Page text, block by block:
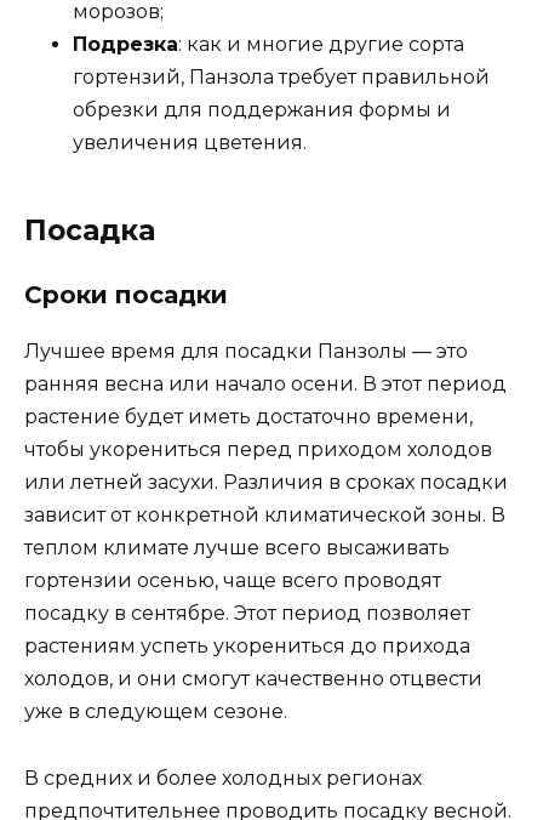
морозов;
Подрезка: как и многие другие сорта
гортензий, Панзола требует правильной
обрезки для поддержания формы и
увеличения цветения.
Посадка
Сроки посадки
Лучшее время для посадки Панзолы — это
ранняя весна или начало осени. В этот период
растение будет иметь достаточно времени,
чтобы укорениться перед приходом холодов
или летней засухи. Различия в сроках посадки
зависит от конкретной климатической зоны. В
теплом климате лучше всего высаживать
гортензии осенью, чаще всего проводят
посадку в сентябре. Этот период позволяет
растениям успеть укорениться до прихода
холодов, и они смогут качественно отцвести
уже в следующем сезоне.
В средних и более холодных регионах
предпочтительнее проводить посадку весной.